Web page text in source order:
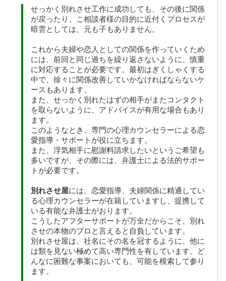
せっかく別れさせ工作に成功しても、その後に関係
が戻ったり、こ相談者様の目的に近付くプロセスが
暗雲としては、元も子もありません。
これから夫婦や恋人としての関係を作っていくため
には、前回と同じ過ちを繰り返さないように、慎重
に対応することが必要です。最初はぎくしゃくする
中で、徐々に関係改善していかなければならないケ
ースもあります。
また、せっかく別れたはずの相手がまたコンタクト
を取らないように、アドバイスが有用な場合もあり
ます。
このようなとき、専門の心理カウンセラーによる恋
愛指導・サポートが役に立ちます。
また、浮気相手に慰謝料請求したいというご希望も
多いですが、その際には、弁護士による法的サポー
トが必要です。
別れさせ屋には、恋愛指導、夫婦関係に精通してい
る心理カウンセラーが在籍していますし、提携して
いる有能な弁護士がおります。
こうしたアフターサポートが万全だからこそ、別れ
させの本物のプロと言えると自負しています。
別れさせ屋は、社名にその名を冠するように、他に
は類を見ない極めて高い専門性を有しています。ど
んなに困難な事案においても、可能を模索して参り
ます。